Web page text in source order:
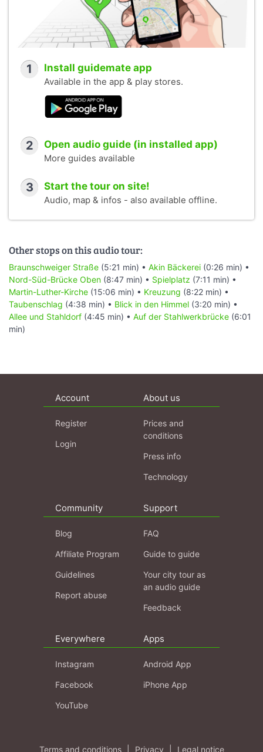
1 Install guidemate app
Available in the app & play stores.
2 Open audio guide (in installed app)
More guides available
3 Start the tour on site!
Audio, map & infos - also available offline.
Other stops on this audio tour:
Braunschweiger Straße (5:21 min) • Akin Bäckerei (0:26 min) •
Nord-Süd-Brücke Oben (8:47 min) • Spielplatz (7:11 min) •
Martin-Luther-Kirche (15:06 min) • Kreuzung (8:22 min) •
Taubenschlag (4:38 min) • Blick in den Himmel (3:20 min) •
Allee und Stahldorf (4:45 min) • Auf der Stahlwerkbrücke (6:01
min)
Account
Register
Login
About us
Prices and
conditions
Press info
Technology
Community
Blog
Affiliate Program
Guidelines
Report abuse
Support
FAQ
Guide to guide
Your city tour as
an audio guide
Feedback
Everywhere
Instagram
Facebook
YouTube
Apps
Android App
iPhone App
Terms and conditions Privacy Legal notice